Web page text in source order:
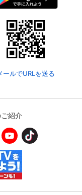
ールでURLを送る
紹介